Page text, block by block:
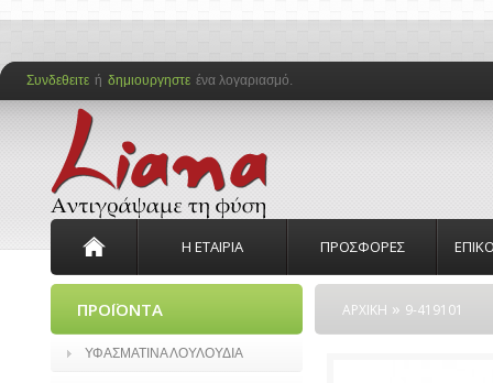
Συνδεθειτε ή δημιουργηστε ένα λογαριασμό.
Η ΕΤΑΙΡΙΑ ΠΡΟΣΦΟΡΕΣ
ΠΡΟΪΟΝΤΑ
ΥΦΑΣΜΑΤΙΝΑ ΛΟΥΛΟΥΔΙΑ
ΑΡΧΙΚΗ » 9-419101